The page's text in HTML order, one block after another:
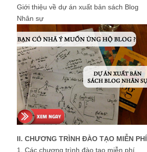
Giới thiệu về dự án xuất bản sách Blog
Nhân sự
II. CHƯƠNG TRÌNH ĐÀO TẠO MIỄN PHÍ
1. Các chương trình đào tạo miễn phí